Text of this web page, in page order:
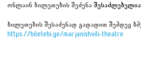
ონლაინ ბილეთების შეძენა შესაძლებელია
https://biletebi.ge/marjanishvili-theatre